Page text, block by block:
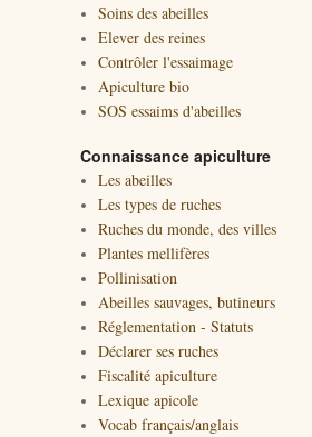
Soins des abeilles
Elever des reines
Contrôler l'essaimage
Apiculture bio
SOS essaims d'abeilles
Connaissance apiculture
Les abeilles
Les types de ruches
Ruches du monde, des villes
Plantes mellifères
Pollinisation
Abeilles sauvages, butineurs
Réglementation - Statuts
Déclarer ses ruches
Fiscalité apiculture
Lexique apicole
Vocab français/anglais